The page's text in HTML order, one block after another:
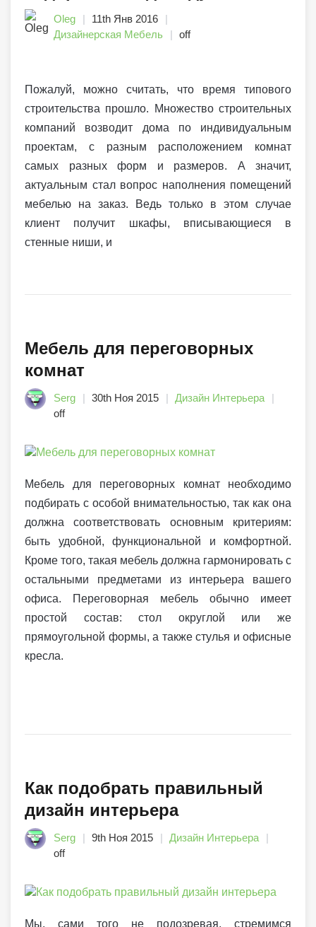
Oleg
11th Янв 2016
Дизайнерская Мебель
off
Пожалуй, можно считать, что время типового
строительства прошло. Множество строительных
компаний возводит дома по индивидуальным
проектам, с разным расположением комнат
самых разных форм и размеров. А значит,
актуальным стал вопрос наполнения помещений
мебелью на заказ. Ведь только в этом случае
клиент получит шкафы, вписывающиеся в
стенные ниши, и
Мебель для переговорных
комнат
Serg 30th Ноя 2015
Дизайн Интерьера
off
Мебель для переговорных комнат необходимо
подбирать с особой внимательностью, так как она
должна соответствовать основным критериям:
быть удобной, функциональной и комфортной.
Кроме того, такая мебель должна гармонировать с
остальными предметами из интерьера вашего
офиса. Переговорная мебель обычно имеет
простой состав: стол округлой или же
прямоугольной формы, а также стулья и офисные
кресла.
Как подобрать правильный
дизайн интерьера
Serg 9th Ноя 2015
Дизайн Интерьера
off
Мы, сами того не подозревая, стремимся